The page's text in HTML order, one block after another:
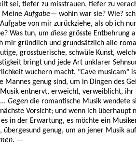
sei, tiefer zu misstrauen, tiefer zu
MeineAufgabe— wohin war sie? Wie?
von mir zurückziehe, als ob ich
Was tun, um diesegrösste Entbehrung
mir gründlich und grundsätzlich alle
grosstuerische, schwüle Kunst,
bringt und jede Art unklarer
wuchern macht. "Cave musicam"
Mannes genug sind, um in Dingen des
entnervt, erweicht, verweiblicht, ihr
Gegendie romantische Musik wendete
Vorsicht; und wenn ich überhaupt
in der Erwartung, es möchte ein
übergesund genug, um an jener Musik
. —